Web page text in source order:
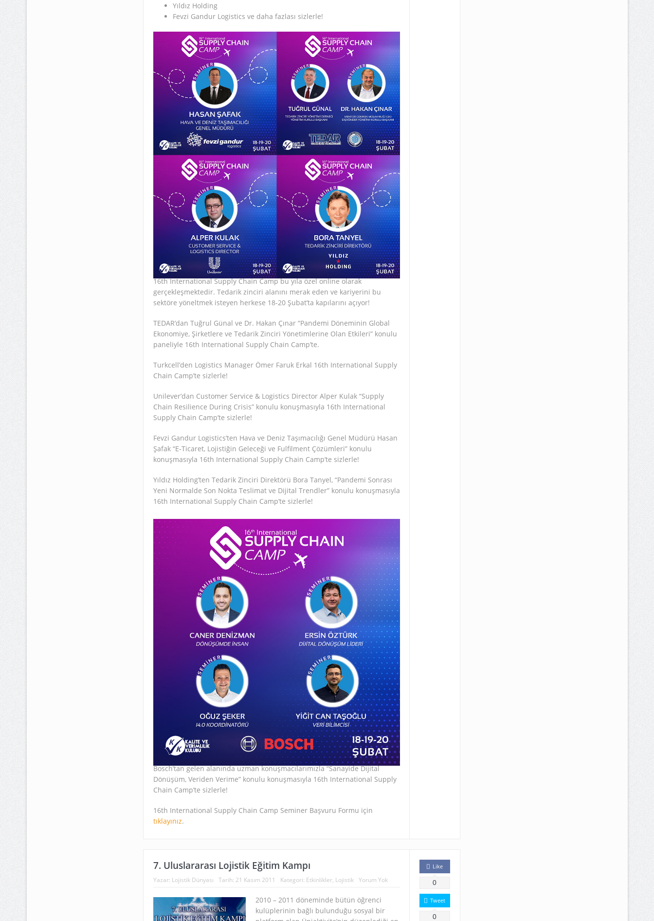
Yıldız Holding
Fevzi Gandur Logistics ve daha fazlası sizlerle!
16th International Supply Chain Camp bu yıla özel online olarak
gerçekleşmektedir. Tedarik zinciri alanını merak eden ve kariyerini bu
sektöre yöneltmek isteyen herkese 18-20 Şubat’ta kapılarını açıyor!
TEDAR’dan Tuğrul Günal ve Dr. Hakan Çınar “Pandemi Döneminin Global
Ekonomiye, Şirketlere ve Tedarik Zinciri Yönetimlerine Olan Etkileri” konulu
paneliyle 16th International Supply Chain Camp’te.
Turkcell’den Logistics Manager Ömer Faruk Erkal 16th International Supply
Chain Camp’te sizlerle!
Unilever’dan Customer Service & Logistics Director Alper Kulak “Supply
Chain Resilience During Crisis” konulu konuşmasıyla 16th International
Supply Chain Camp’te sizlerle!
Fevzi Gandur Logistics’ten Hava ve Deniz Taşımacılığı Genel Müdürü Hasan
Şafak “E-Ticaret, Lojistiğin Geleceği ve Fulfilment Çözümleri” konulu
konuşmasıyla 16th International Supply Chain Camp’te sizlerle!
Yıldız Holding’ten Tedarik Zinciri Direktörü Bora Tanyel, “Pandemi Sonrası
Yeni Normalde Son Nokta Teslimat ve Dijital Trendler” konulu konuşmasıyla
16th International Supply Chain Camp’te sizlerle!
Bosch’tan gelen alanında uzman konuşmacılarımızla “Sanayide Dijital
Dönüşüm, Veriden Verime” konulu konuşmasıyla 16th International Supply
Chain Camp’te sizlerle!
16th International Supply Chain Camp Seminer Başvuru Formu için
tıklayınız.
7. Uluslararası Lojistik Eğitim Kampı
Yazar: Lojistik Dünyası Tarih: 21 Kasım 2011 Kategori: Etkinlikler, Lojistik Yorum Yok
2010 – 2011 döneminde bütün öğrenci
kulüplerinin bağlı bulunduğu sosyal bir
Like
0
Tweet
0